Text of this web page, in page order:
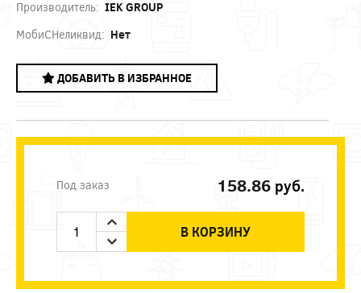
Производитель: IEK GROUP
МобиСНеликвид: Нет
ДОБАВИТЬ В ИЗБРАННОЕ
Под заказ 158.86 руб.
В КОРЗИНУ